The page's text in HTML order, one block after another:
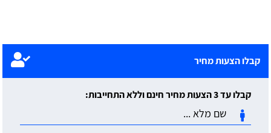
קבלו הצעות מחיר
קבלו עד 3 הצעות מחיר חינם וללא התחייבות: